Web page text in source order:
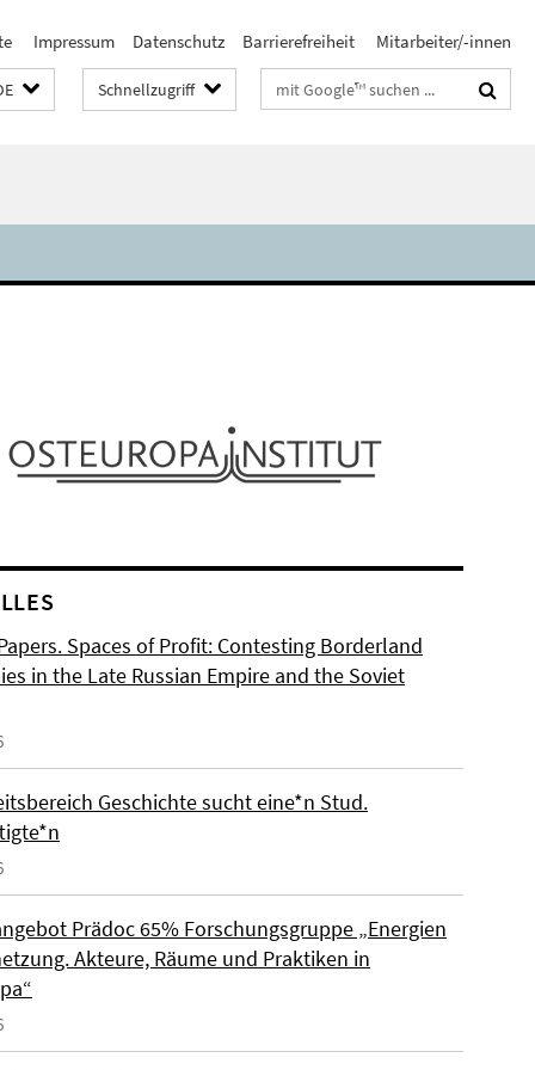
Impressum Datenschutz Barrierefreiheit Mitarbeiter/-innen
Schnellzugriff Suchbegriffe
Spaces of Profit: Contesting Borderland
in the Late Russian Empire and the Soviet
Geschichte sucht eine*n Stud.
Prädoc 65% Forschungsgruppe „Energien
Akteure, Räume und Praktiken in